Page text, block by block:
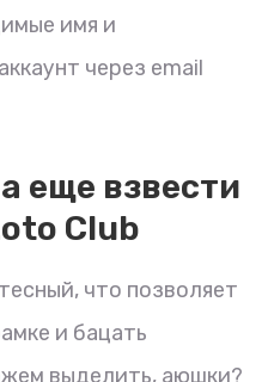
имя и
через email
еще взвести
Club
что позволяет
и бацать
выделить, аюшки?